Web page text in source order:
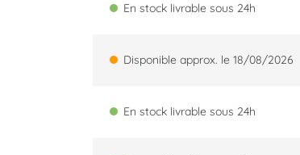
En stock livrable sous 24h
Disponible approx. le 18/08/2026
En stock livrable sous 24h